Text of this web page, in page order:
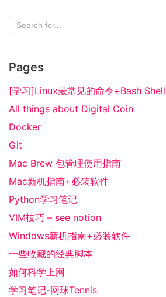
Pages
[学习]Linux最常见的命令+Bash
All things about Digital Coin
Docker
Git
Mac Brew 包管理使用指南
Mac新机指南+必装软件
Python学习笔记
VIM技巧 – see notion
Windows新机指南+必装软件
一些收藏的经典脚本
如何科学上网
学习笔记-网球Tennis